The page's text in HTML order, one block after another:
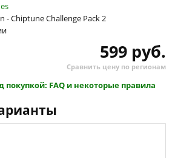
- Chiptune Challenge Pack 2
599 руб.
Сравнить цену по регионам
покупкой: FAQ и некоторые правила